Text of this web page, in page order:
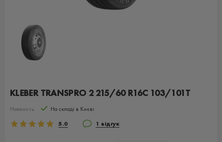
KLEBER TRANSPRO 2 215/60 R16C 103/101T
Наявність:
На складі в Києві
5.0
1 відгук